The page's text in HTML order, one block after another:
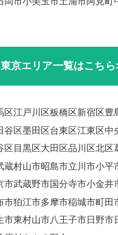
東京エリア一覧はこちら
区江戸川区板橋区新宿区豊
谷区墨田区台東区江東区中
区 目黒区大田区品川区北区
蔵村山市昭島市立川市小平
市武蔵野市国分寺市小金井
市狛江市多摩市稲城市町田
市東村山市八王子市日野市